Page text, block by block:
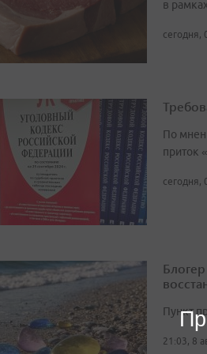
в
сегодня,
По
приток
сегодня,
Пункт
21:03, 8